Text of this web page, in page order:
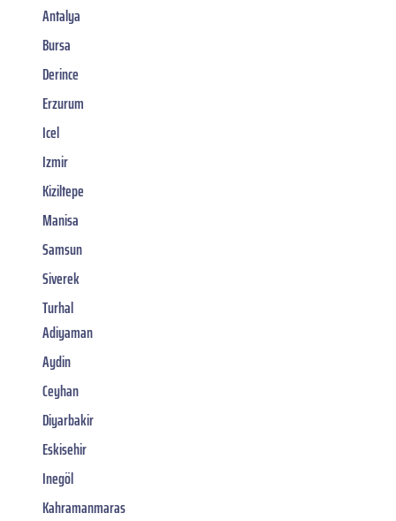
Antalya
Bursa
Derince
Erzurum
Icel
Izmir
Kiziltepe
Manisa
Samsun
Siverek
Turhal
Adiyaman
Aydin
Ceyhan
Diyarbakir
Eskisehir
Inegöl
Kahramanmaras